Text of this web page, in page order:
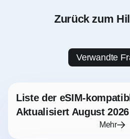
Zurück zum
Verwandte
Liste der eSIM-
Aktualisiert August 2026
Mehr